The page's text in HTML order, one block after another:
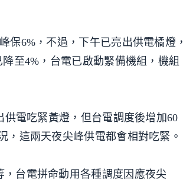
保6%，不過，下午已亮出供電橘燈，
至4%，台電已啟動緊備機組，機組
電吃緊黃燈，但台電調度後增加60
，這兩天夜尖峰供電都會相對吃緊。
台電拼命動用各種調度因應夜尖